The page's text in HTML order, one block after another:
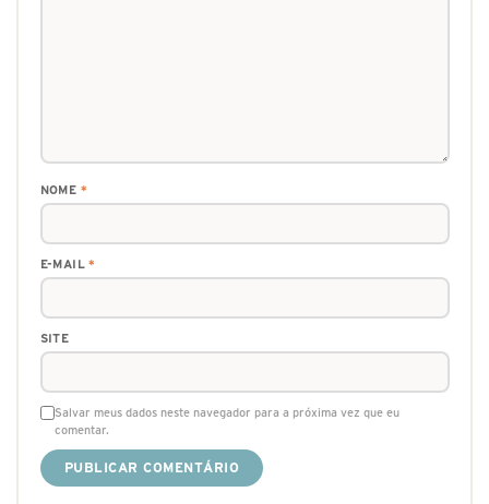
NOME *
E-MAIL*
SITE
Salvar meus dados neste navegador para a próxima vez que eu
comentar.